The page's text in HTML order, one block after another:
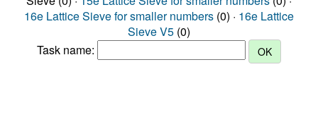
16e Lattice Sieve for smaller numbers (0) · 16e Lattice
Sieve V5 (0)
Task name: